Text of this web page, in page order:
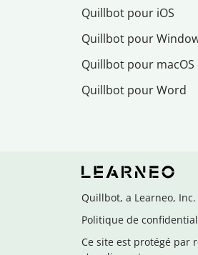
Quillbot pour iOS
Quillbot pour
Quillbot pour macOS
Quillbot pour Word
Quillbot, a Learneo,
Politique de
Ce site est protégé par